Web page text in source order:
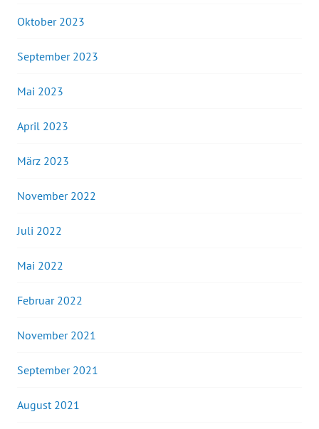
Oktober 2023
September 2023
Mai 2023
April 2023
März 2023
November 2022
Juli 2022
Mai 2022
Februar 2022
November 2021
September 2021
August 2021